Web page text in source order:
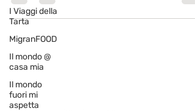
I Viaggi della
Tarta
MigranFOOD
Il mondo @
casa mia
Il mondo
fuori mi
aspetta